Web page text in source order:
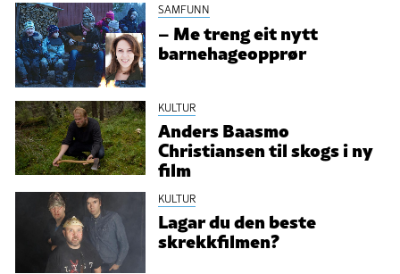
SAMFUNN
– Me treng eit nytt
barnehageopprør
KULTUR
Anders Baasmo
Christiansen til skogs i ny
film
KULTUR
Lagar du den beste
skrekkfilmen?